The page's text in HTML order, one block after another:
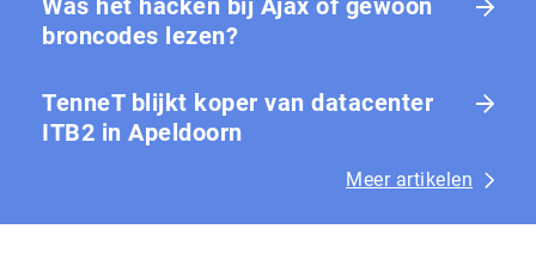
Was het hacken bij Ajax of gewoon
broncodes lezen?
TenneT blijkt koper van datacenter
ITB2 in Apeldoorn
Meer artikelen